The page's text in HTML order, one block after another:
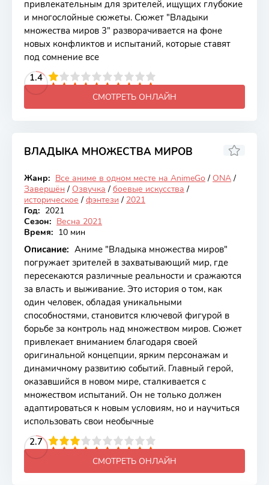
привлекательным для зрителей, ищущих глубокие
и многослойные сюжеты. Сюжет "Владыки
множества миров 3" разворачивается на фоне
новых конфликтов и испытаний, которые ставят
под сомнение все
1.4
4 5 6 7 8 9 10
СМОТРЕТЬ ОНЛАЙН
ВЛАДЫКА МНОЖЕСТВА МИРОВ
Закончен
7.25
Жанр: Все аниме в одном месте на AnimeGo / ONA /
Завершён / Озвучка / боевые искусства /
историческое / фэнтези / 2021
Год: 2021
Сезон: Весна 2021
Время: 10 мин
Описание: Аниме "Владыка множества миров"
погружает зрителей в захватывающий мир, где
пересекаются различные реальности и сражаются
за власть и выживание. Это история о том, как
один человек, обладая уникальными
способностями, становится ключевой фигурой в
борьбе за контроль над множеством миров. Сюжет
привлекает вниманием благодаря своей
оригинальной концепции, ярким персонажам и
динамичному развитию событий. Главный герой,
оказавшийся в новом мире, сталкивается с
множеством испытаний. Он не только должен
адаптироваться к новым условиям, но и научиться
использовать свои необычные
2.7
4 5 6 7 8 9 10
СМОТРЕТЬ ОНЛАЙН